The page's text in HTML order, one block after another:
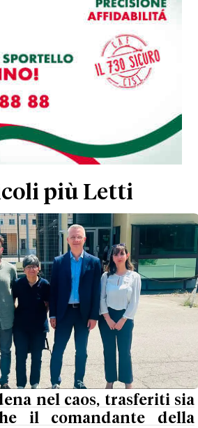
più Letti
nel caos, trasferiti sia
il comandante della